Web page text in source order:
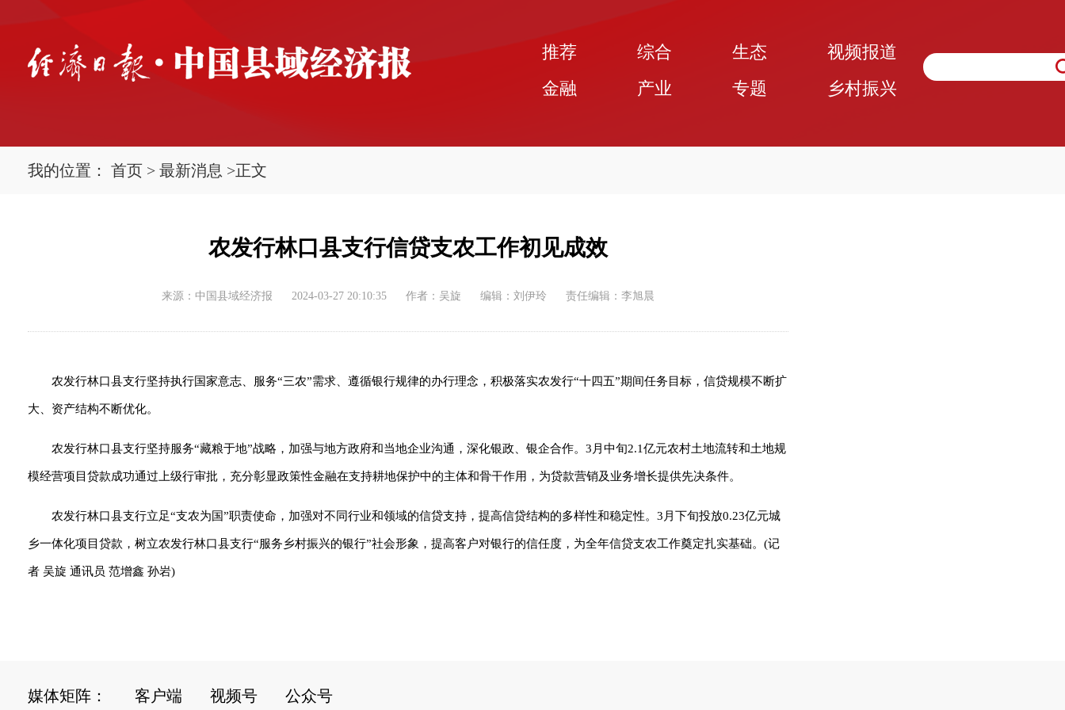
推荐 综合 生态
视频报道
金融
产业 专题 乡村振兴
我的位置： 首页 > 最新消息 >正文
农发行林口县支行信贷支农工作初见成效
来源：中国县域经济报 2024-03-27 20:10:35 作者：吴旋 编辑：刘伊玲 责任编辑：李旭晨
农发行林口县支行坚持执行国家意志、服务“三农”需求、遵循银行规律的办行理念，积极落实农发行“十四五”期间任务目标，信贷规模不断扩
大、资产结构不断优化。
农发行林口县支行坚持服务“藏粮于地”战略，加强与地方政府和当地企业沟通，深化银政、银企合作。3月中旬2.1亿元农村土地流转和土地规
模经营项目贷款成功通过上级行审批，充分彰显政策性金融在支持耕地保护中的主体和骨干作用，为贷款营销及业务增长提供先决条件。
农发行林口县支行立足“支农为国”职责使命，加强对不同行业和领域的信贷支持，提高信贷结构的多样性和稳定性。3月下旬投放0.23亿元城
乡一体化项目贷款，树立农发行林口县支行“服务乡村振兴的银行”社会形象，提高客户对银行的信任度，为全年信贷支农工作奠定扎实基础。(记
者 吴旋 通讯员 范增鑫 孙岩)
媒体矩阵： 客户端 视频号 公众号